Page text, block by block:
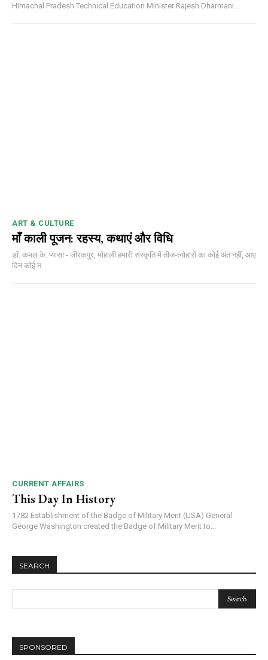
NURTURING CREATIVITY – KEEKLI CHARITABLE TRUST, SHIMLA
Himachal Pradesh Technical Education Minister Rajesh Dharmani...
ART & CULTURE
माँ काली पूजन: रहस्य, कथाएं और विधि
डॉ. कमल के. प्यासा - जीरकपुर, मोहाली हमारी संस्कृति में तीज-त्योहारों का कोई अंत नहीं, आए
दिन कोई न...
CURRENT AFFAIRS
This Day In History
1782 Establishment of the Badge of Military Merit (USA) General
George Washington created the Badge of Military Merit to...
SEARCH
SPONSORED